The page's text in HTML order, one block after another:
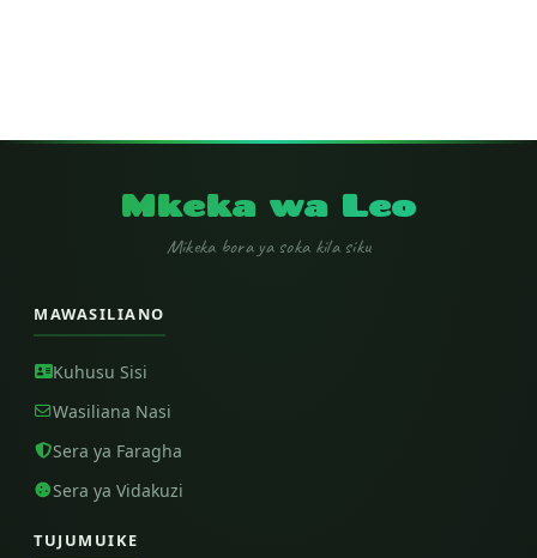
Mkeka wa Leo
Mikeka bora ya soka kila siku
MAWASILIANO
Kuhusu Sisi
Wasiliana Nasi
Sera ya Faragha
Sera ya Vidakuzi
TUJUMUIKE